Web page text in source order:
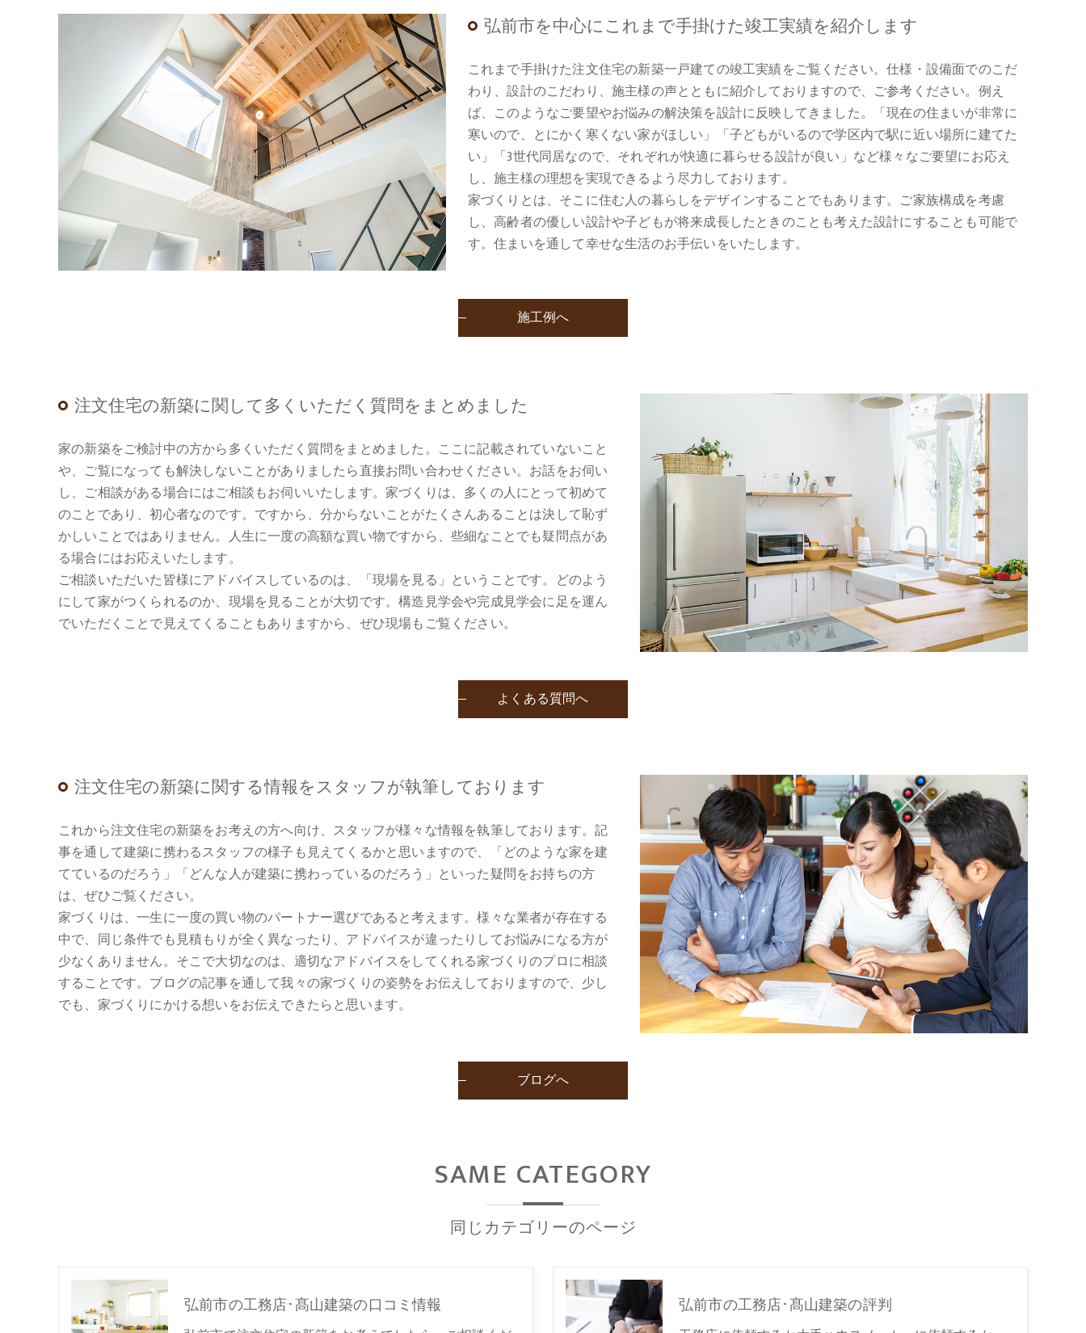
弘前市を中心にこれまで手掛けた竣工実績を紹介します
これまで手掛けた注文住宅の新築一戸建ての竣工実績をご覧ください。仕様・設備面でのこだ
わり、設計のこだわり、施主様の声とともに紹介しておりますので、ご参考ください。例え
ば、このようなご要望やお悩みの解決策を設計に反映してきました。「現在の住まいが非常に
寒いので、とにかく寒くない家がほしい」「子どもがいるので学区内で駅に近い場所に建てた
い」「3世代同居なので、それぞれが快適に暮らせる設計が良い」など様々なご要望にお応え
し、施主様の理想を実現できるよう尽力しております。
家づくりとは、そこに住む人の暮らしをデザインすることでもあります。ご家族構成を考慮
し、高齢者の優しい設計や子どもが将来成長したときのことも考えた設計にすることも可能で
す。住まいを通して幸せな生活のお手伝いをいたします。
施工例へ
注文住宅の新築に関して多くいただく質問をまとめました
家の新築をご検討中の方から多くいただく質問をまとめました。ここに記載されていないこと
や、ご覧になっても解決しないことがありましたら直接お問い合わせください。お話をお伺い
し、ご相談がある場合にはご相談もお伺いいたします。家づくりは、多くの人にとって初めて
のことであり、初心者なのです。ですから、分からないことがたくさんあることは決して恥ず
かしいことではありません。人生に一度の高額な買い物ですから、些細なことでも疑問点があ
る場合にはお応えいたします。
ご相談いただいた皆様にアドバイスしているのは、「現場を見る」ということです。どのよう
にして家がつくられるのか、現場を見ることが大切です。構造見学会や完成見学会に足を運ん
でいただくことで見えてくることもありますから、ぜひ現場もご覧ください。
よくある質問へ
注文住宅の新築に関する情報をスタッフが執筆しております
これから注文住宅の新築をお考えの方へ向け、スタッフが様々な情報を執筆しております。記
事を通して建築に携わるスタッフの様子も見えてくるかと思いますので、「どのような家を建
てているのだろう」「どんな人が建築に携わっているのだろう」といった疑問をお持ちの方
は、ぜひご覧ください。
家づくりは、一生に一度の買い物のパートナー選びであると考えます。様々な業者が存在する
中で、同じ条件でも見積もりが全く異なったり、アドバイスが違ったりしてお悩みになる方が
少なくありません。そこで大切なのは、適切なアドバイスをしてくれる家づくりのプロに相談
することです。ブログの記事を通して我々の家づくりの姿勢をお伝えしておりますので、少し
でも、家づくりにかける想いをお伝えできたらと思います。
ブログへ
同じカテゴリーのページ
SAME CATEGORY
弘前市の工務店･髙山建築の口コミ情報 弘前市の工務店･髙山建築の評判